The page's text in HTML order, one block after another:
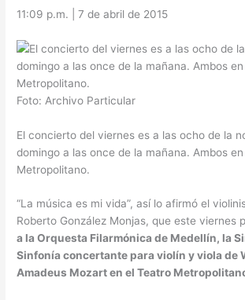
11:09 p.m. | 7 de abril de 2015
Foto: Archivo Particular
El concierto del viernes es a las ocho de la
domingo a las once de la mañana. Ambos
Metropolitano.
“La música es mi vida”, así lo afirmó el
Roberto González Monjas, que este viernes
a la Orquesta Filarmónica de Medellín, la
Sinfonía concertante para violín y viola de
Amadeus Mozart en el Teatro